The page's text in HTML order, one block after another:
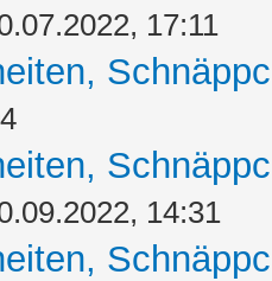
17:11
14:31